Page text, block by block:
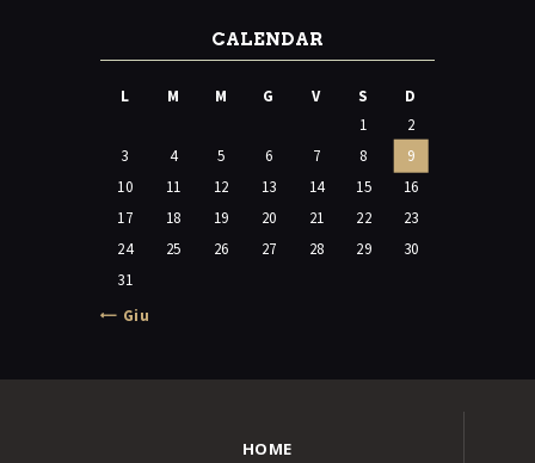
CALENDAR
L M M G V S
D
1
2
3
4 5 6 7 8
9
10
11 12 13 14 15
16
17
18 19 20 21 22
23
24
25 26 27 28 29
30
31
« Giu
HOME